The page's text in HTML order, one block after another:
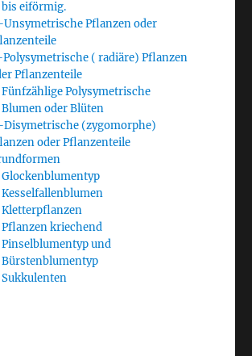
bis eiförmig.
Unsymetrische Pflanzen oder
( radiäre) Pflanzen
Pflanzenteile
Fünfzählige Polysymetrische
Blumen oder Blüten
Disymetrische (zygomorphe)
oder Pflanzenteile
Glockenblumentyp
Kesselfallenblumen
Kletterpflanzen
Pflanzen kriechend
Pinselblumentyp und
Bürstenblumentyp
Sukkulenten